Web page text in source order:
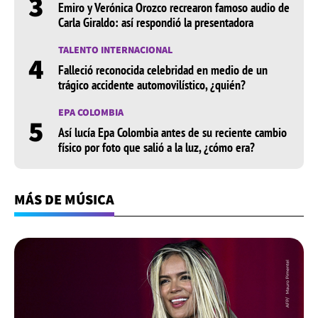
Emiro y Verónica Orozco recrearon famoso audio de
Carla Giraldo: así respondió la presentadora
4 TALENTO INTERNACIONAL
Falleció reconocida celebridad en medio de un
trágico accidente automovilístico, ¿quién?
5 EPA COLOMBIA
Así lucía Epa Colombia antes de su reciente cambio
físico por foto que salió a la luz, ¿cómo era?
MÁS DE MÚSICA